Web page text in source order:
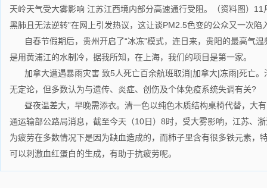
天岭天气受大雾影响 江苏江西境内部分高速通行受阻。（资料图）
黑肺且无法逆转”在网上引发热议，这让谈PM2.5色变的公众又一次陷
自春节假期后，贵州开启了“冰冻”模式，连日来，贵阳的最高气
是用黄浦江的水制冷，据我所知，在上海，我们的项目是第一家。
加拿大遭遇暴雨灾害 致5人死亡百余航班取消|加拿大|冻雨|死亡
无定论，但多数认为与遗传、炎症、创伤及个体免疫系统失调有关?
昼夜温差大，早晚需添衣。清一色以纯色木质结构桌椅代替，大
通运输部公路局消息，截至今天（10日）8时，受大雾影响，江苏、
为疲劳在多数情况下是因为缺血造成的，而柿子里含有很多铁元素，
可以刺激血红蛋白的生成，有助于抗疲劳呢。